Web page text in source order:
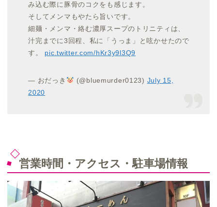
み込む際に豚骨のコクをも感じます。
そしてメンマもやたら旨いです。
細麺・メンマ・絡む濃厚スープのトリニティは、
汁完までに3回程、私に「うっま」と呟かせたので
す。 pic.twitter.com/hKr3y9l3Q9
— おだっき (@bluemurder0123) July 15,
2020
営業時間・アクセス・駐車場情報